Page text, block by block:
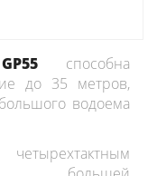
способна
до 35 метров,
водоема